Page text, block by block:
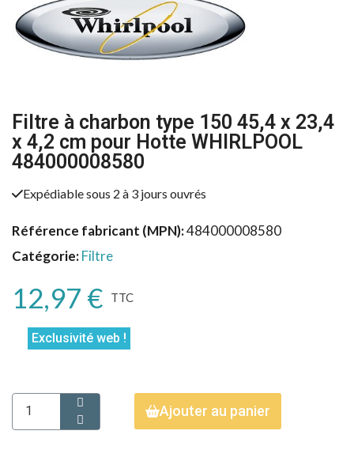
Filtre à charbon type 150 45,4 x 23,4
x 4,2 cm pour Hotte WHIRLPOOL
484000008580
Expédiable sous 2 à 3 jours ouvrés
Référence fabricant (MPN) 484000008580
Catégorie Filtre
12,97 € TTC
Exclusivité web !
Ajouter au panier